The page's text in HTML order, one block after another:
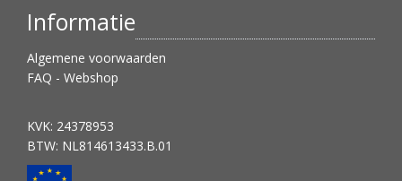
Informatie
Algemene voorwaarden
FAQ - Webshop
KVK: 24378953
BTW: NL814613433.B.01